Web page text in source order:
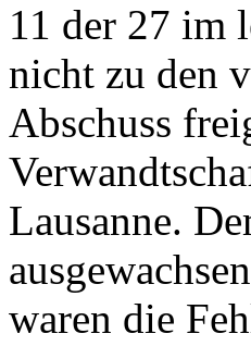
11 der 27 im
nicht zu den
Abschuss
Lausanne.
waren die